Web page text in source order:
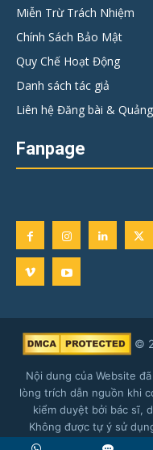
Miễn Trừ Trách Nhiệm
Chính Sách Bảo Mật
Quy Chế Hoạt Động
Danh sách tác giả
Liên hệ Đăng bài &
Fanpage
©
Nội dung của Website
lòng trích dẫn nguồn khi
kiểm duyệt bởi bác sĩ,
Không được tự ý sử
nhiệm về